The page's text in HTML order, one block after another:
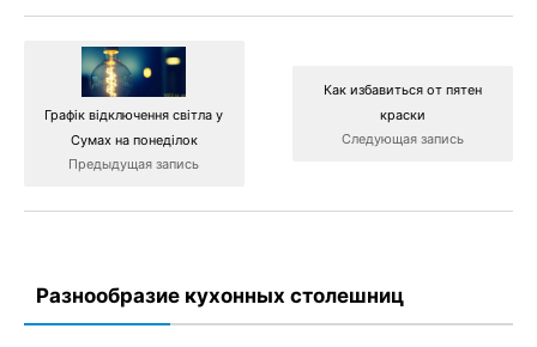
Графік відключення світла у
Сумах на понеділок
Предыдущая запись
Как избавиться от пятен
краски
Следующая запись
Разнообразие кухонных столешниц